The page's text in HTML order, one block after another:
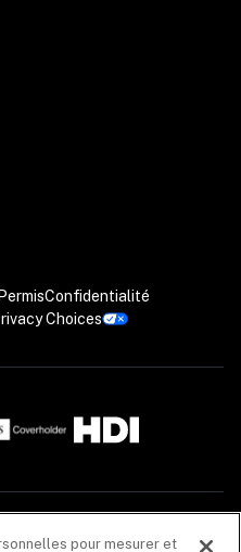
PermisConfidentialité
Choices
pour mesurer et